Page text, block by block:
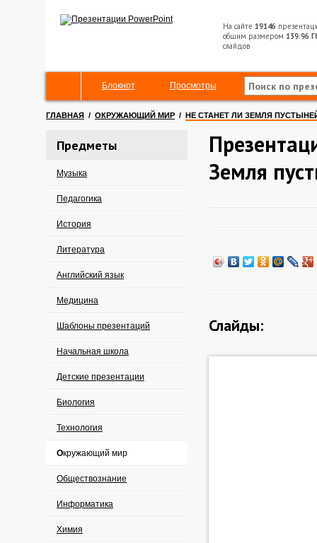
На сайте 19146
общим размером 139.96
слайдов
Блокнот Просмотры
ГЛАВНАЯ / ОКРУЖАЮЩИЙ МИР / НЕ СТАНЕТ ЛИ ЗЕМЛЯ
Предметы
Музыка
Педагогика
История
Литература
Английский язык
Медицина
Шаблоны презентаций
Начальная школа
Детские презентации
Биология
Технология
Окружающий мир
Обществознание
Информатика
Химия
Земля
Слайды: